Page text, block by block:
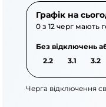
Графік на
0 з 12 черг мають
Без відключень
2.2
3.1 3.2
Черга відключення